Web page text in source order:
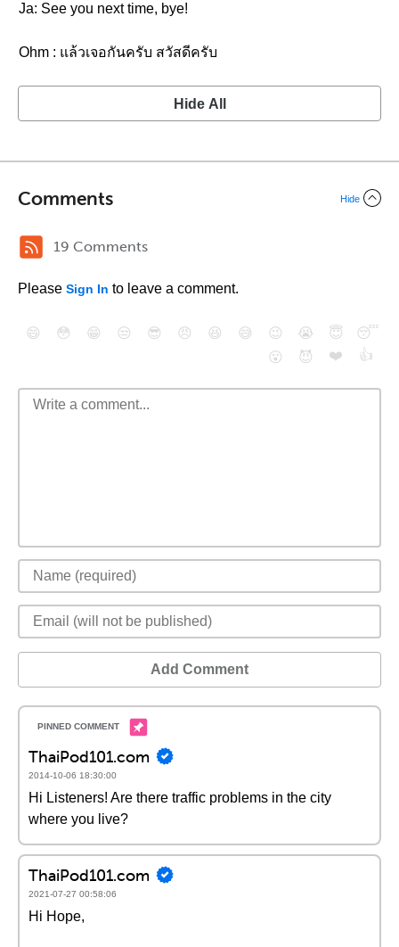
Ja: See you next time, bye!
Ohm : แล้วเจอกันครับ สวัสดีครับ
Hide All
Comments Hide
19 Comments
Please Sign In to leave a comment.
😄 😳 😁 😒 😎 😠 😆 😅 😉 😭 😇
😴
😮
😈 ❤️ 👍
Add Comment
ThaiPod101.com
2014-10-06 18:30:00
Hi Listeners! Are there traffic problems in the city
where you live?
ThaiPod101.com
2021-07-27 00:58:06
Hi Hope,